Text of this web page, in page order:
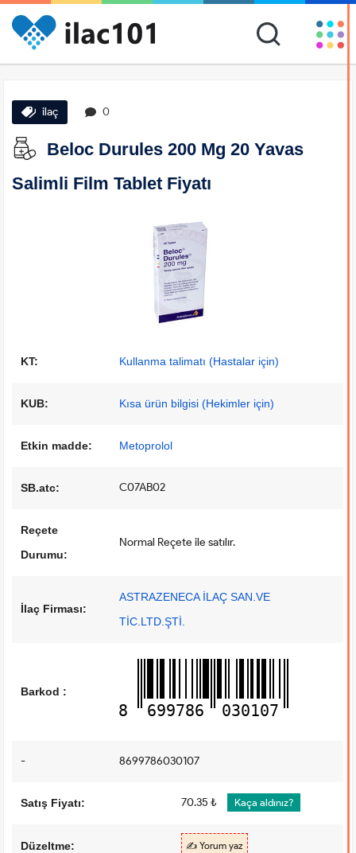
ilaç 0
Beloc Durules 200 Mg 20 Yavas
Salimli Film Tablet Fiyatı
KT: Kullanma talimatı (Hastalar için)
KUB: Kısa ürün bilgisi (Hekimler için)
Etkin madde: Metoprolol
SB.atc: C07AB02
Reçete
Durumu:
Normal Reçete ile satılır.
İlaç Firması:
ASTRAZENECA İLAÇ SAN.VE
TİC.LTD.ŞTİ.
Barkod :
8 699786 030107
- 8699786030107
Satış Fiyatı: 70.35 ₺ Kaça aldınız?
Düzeltme: ✍️ Yorum yaz